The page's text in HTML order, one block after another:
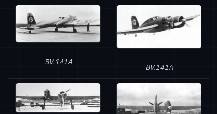
BV.141A
BV.141A